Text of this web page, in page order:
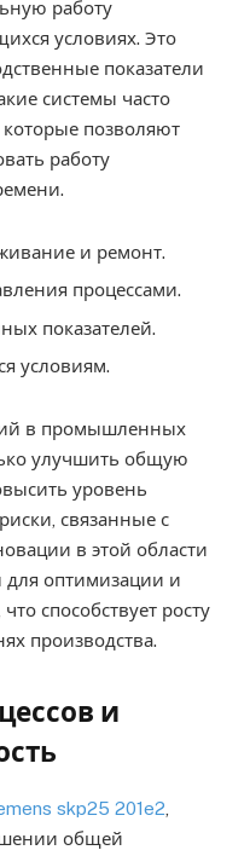
работу
условиях. Это
показатели
системы часто
позволяют
работу
и ремонт.
процессами.
показателей.
условиям.
в промышленных
улучшить общую
уровень
связанные с
в этой области
оптимизации и
способствует росту
производства.
и
skp25 201e2
общей